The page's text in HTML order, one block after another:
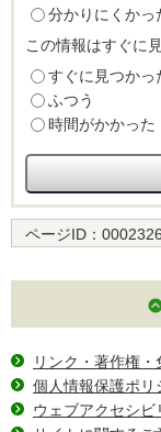
分かりにくかっ
この情報はすぐに
すぐに見つかっ
ふつう
時間がかかった
ページID：
リンク・著作権
個人情報保護ポリ
ウェブアクセシビ